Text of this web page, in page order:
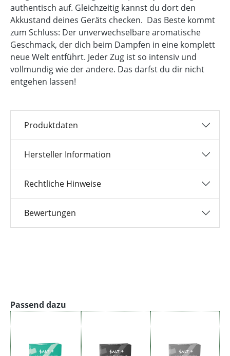
authentisch auf. Gleichzeitig kannst du dort den
Akkustand deines Geräts checken. Das Beste kommt
zum Schluss: Der unverwechselbare aromatische
Geschmack, der dich beim Dampfen in eine komplett
neue Welt entführt. Jeder Zug ist so intensiv und
vollmundig wie der andere. Das darfst du dir nicht
entgehen lassen!
Produktdaten
Hersteller Information
Rechtliche Hinweise
Bewertungen
Produktgalerie überspringen
Passend dazu